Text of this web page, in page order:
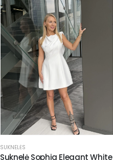
SUKNELĖS
Suknelė Sophia Elegant White